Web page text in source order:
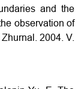
and the
observation of
2004. V.